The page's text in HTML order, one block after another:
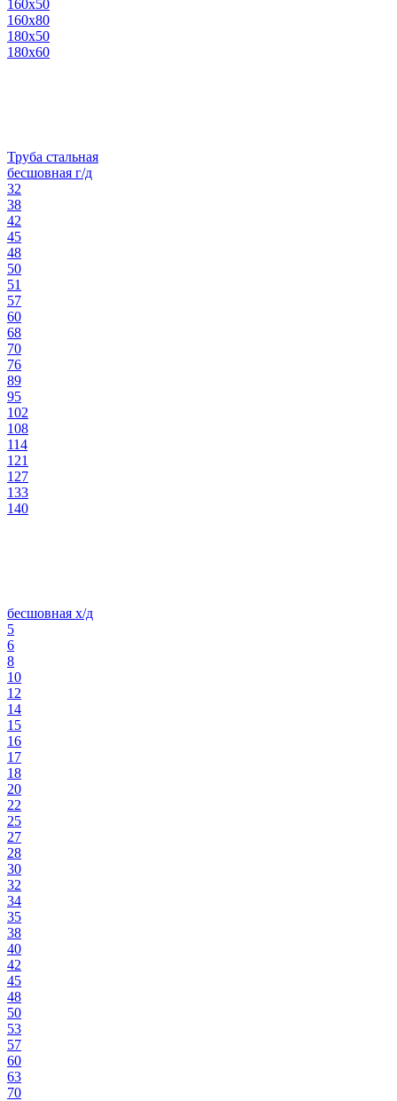
160х50
160х80
180х50
180х60
Труба стальная
бесшовная г/д
32
38
42
45
48
50
51
57
60
68
70
76
89
95
102
108
114
121
127
133
140
бесшовная х/д
5
6
8
10
12
14
15
16
17
18
20
22
25
27
28
30
32
34
35
38
40
42
45
48
50
53
57
60
63
70